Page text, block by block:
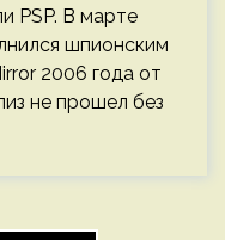
PSP. В марте
шпионским
2006 года от
не прошел без